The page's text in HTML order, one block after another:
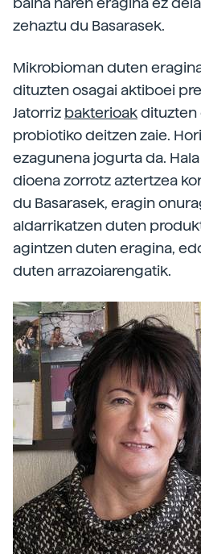
zehaztu du Basarasek.
Mikrobioman duten
dituzten osagai aktiboei
Jatorriz bakterioakdituzten
probiotiko deitzen zaie.
ezagunena jogurta da.
dioena zorrotz aztertzea
du Basarasek, eragin
aldarrikatzen duten
agintzen duten eragina,
duten arrazoiarengatik.